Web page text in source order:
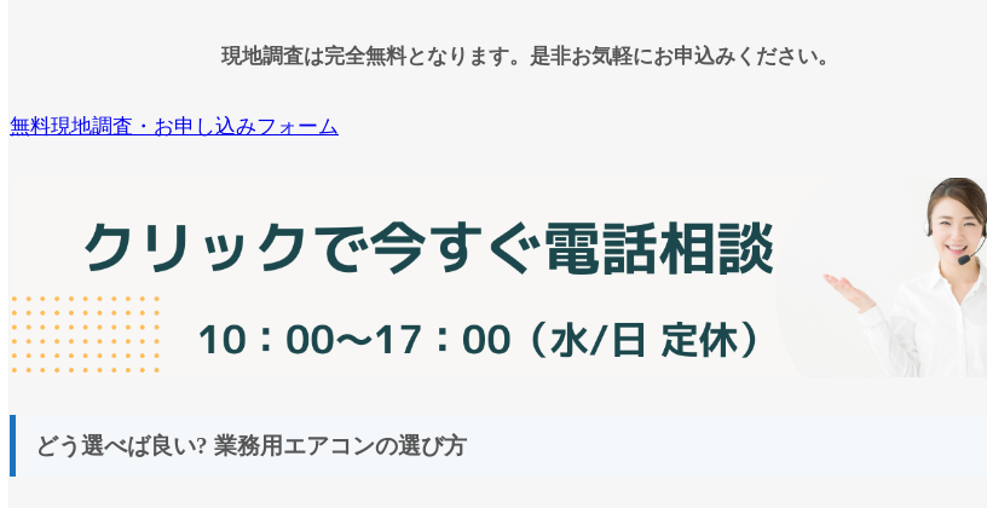
現地調査は完全無料となります。是非お気軽にお申込みください。
無料現地調査・お申し込みフォーム
どう選べば良い? 業務用エアコンの選び方